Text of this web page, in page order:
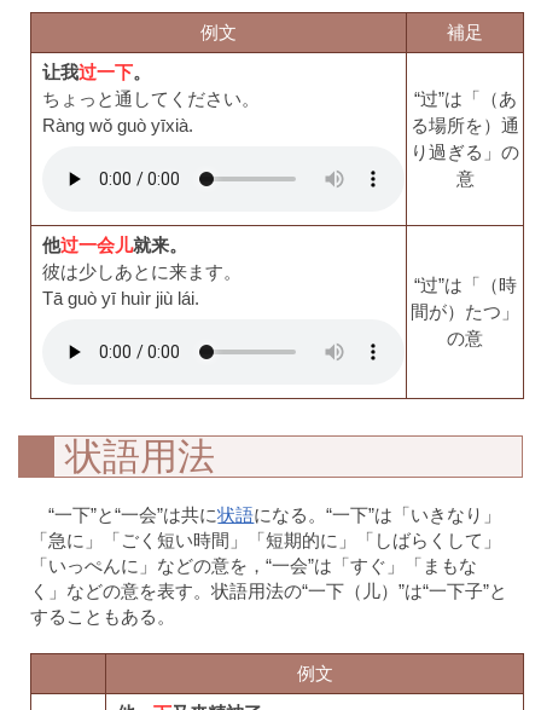
例文
補足
让我过一下。
ちょっと通してください。
Ràng wǒ guò yīxià.
“过”は「（あ
る場所を）通
り過ぎる」の
意
他过一会儿就来。
彼は少しあとに来ます。
Tā guò yī huìr jiù lái.
“过”は「（時
間が）たつ」
の意
状語用法
“一下”と“一会”は共に状語になる。“一下”は「いきなり」
「急に」「ごく短い時間」「短期的に」「しばらくして」
「いっぺんに」などの意を，“一会”は「すぐ」「まもな
く」などの意を表す。状語用法の“一下（儿）”は“一下子”と
することもある。
例文